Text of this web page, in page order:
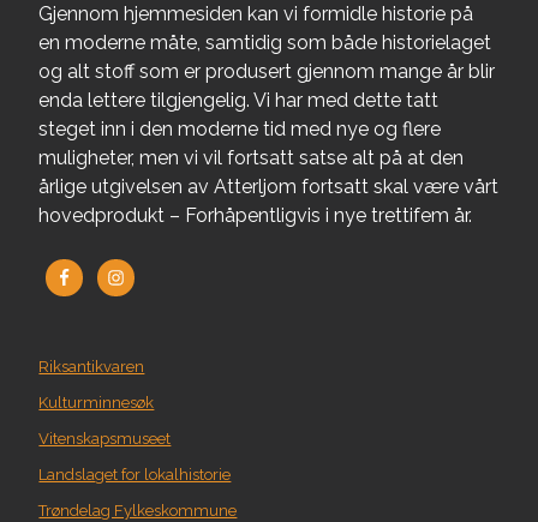
Gjennom hjemmesiden kan vi formidle historie på
en moderne måte, samtidig som både historielaget
og alt stoff som er produsert gjennom mange år blir
enda lettere tilgjengelig. Vi har med dette tatt
steget inn i den moderne tid med nye og flere
muligheter, men vi vil fortsatt satse alt på at den
årlige utgivelsen av Atterljom fortsatt skal være vårt
hovedprodukt – Forhåpentligvis i nye trettifem år.
Riksantikvaren
Kulturminnesøk
Vitenskapsmuseet
Landslaget for lokalhistorie
Trøndelag Fylkeskommune